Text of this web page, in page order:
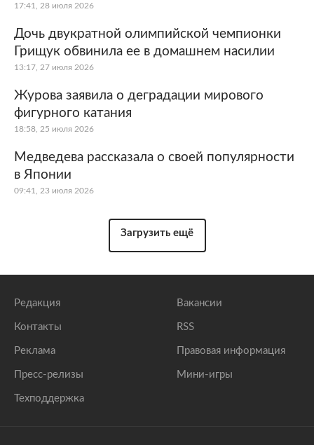
17:41, 28 июля 2026
Дочь двукратной олимпийской чемпионки
Грищук обвинила ее в домашнем насилии
13:17, 27 июля 2026
Журова заявила о деградации мирового
фигурного катания
18:58, 25 июля 2026
Медведева рассказала о своей популярности
в Японии
09:41, 23 июля 2026
Загрузить ещё
Редакция
Контакты
Реклама
Пресс-релизы
Техподдержка
Вакансии
RSS
Правовая информация
Мини-игры